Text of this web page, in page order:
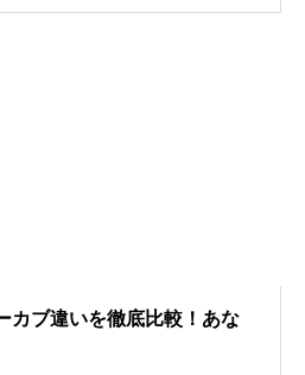
カブ違いを徹底比較！あな